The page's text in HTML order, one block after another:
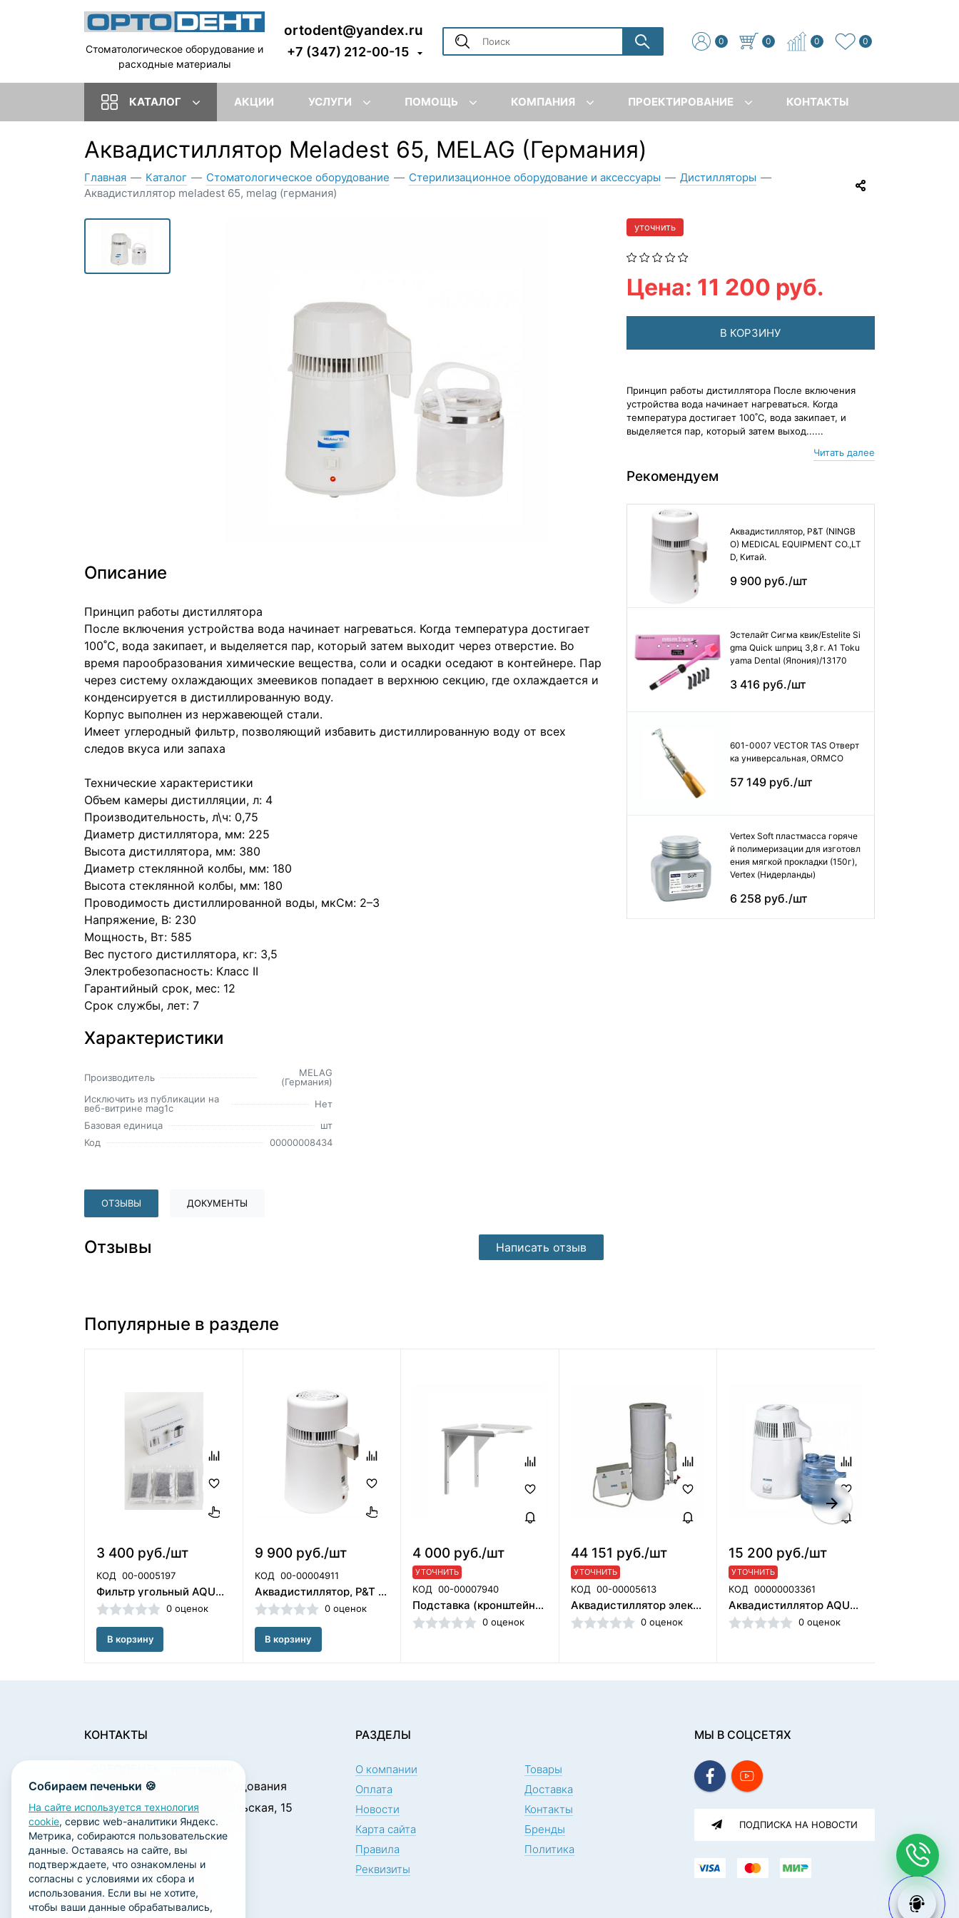
Стоматологическое оборудование и
расходные материалы
ortodent@yandex.ru
+7 (347) 212-00-15
0 0 0 0
КАТАЛОГ АКЦИИ УСЛУГИ ПОМОЩЬ КОМПАНИЯ ПРОЕКТИРОВАНИЕ КОНТАКТЫ
Аквадистиллятор Meladest 65, MELAG (Германия)
Главная — Каталог — Стоматологическое оборудование — Стерилизационное оборудование и аксессуары — Дистилляторы —
Аквадистиллятор meladest 65, melag (германия)
Описание
Принцип работы дистиллятора
После включения устройства вода начинает нагреваться. Когда температура достигает
100˚C, вода закипает, и выделяется пар, который затем выходит через отверстие. Во
время парообразования химические вещества, соли и осадки оседают в контейнере. Пар
через систему охлаждающих змеевиков попадает в верхнюю секцию, где охлаждается и
конденсируется в дистиллированную воду.
Корпус выполнен из нержавеющей стали.
Имеет углеродный фильтр, позволяющий избавить дистиллированную воду от всех
следов вкуса или запаха
Технические характеристики
Объем камеры дистилляции, л: 4
Производительность, л\ч: 0,75
Диаметр дистиллятора, мм: 225
Высота дистиллятора, мм: 380
Диаметр стеклянной колбы, мм: 180
Высота стеклянной колбы, мм: 180
Проводимость дистиллированной воды, мкСм: 2–3
Напряжение, В: 230
Мощность, Вт: 585
Вес пустого дистиллятора, кг: 3,5
Электробезопасность: Класс II
Гарантийный срок, мес: 12
Срок службы, лет: 7
Характеристики
Производитель
MELAG
(Германия)
Исключить из публикации на
веб-витрине mag1c
Нет
Базовая единица
шт
Код
00000008434
ОТЗЫВЫ ДОКУМЕНТЫ
Отзывы Написать отзыв
уточнить
Цена: 11 200 руб.
В КОРЗИНУ
Принцип работы дистиллятора После включения
устройства вода начинает нагреваться. Когда
температура достигает 100˚C, вода закипает, и
выделяется пар, который затем выход......
Читать далее
Рекомендуем
Аквадистиллятор, P&T (NINGB
O) MEDICAL EQUIPMENT CO.,LT
D, Китай.
9 900 руб./шт
Эстелайт Сигма квик/Estelite Si
gma Quick шприц 3,8 г. А1 Toku
yama Dental (Япония)/13170
3 416 руб./шт
601-0007 VECTOR TAS Отверт
ка универсальная, ORMCO
57 149 руб./шт
Vertex Soft пластмасса горяче
й полимеризации для изготовл
ения мягкой прокладки (150г),
Vertex (Нидерланды)
6 258 руб./шт
Популярные в разделе
3 400 руб./шт
КОД 00-0005197
Фильтр угольный AQUADIST,EURONDA (Италия)
0 оценок
В корзину
9 900 руб./шт
КОД 00-00004911
Аквадистиллятор, P&T (NINGBO) MEDICAL EQUIPMENT CO.,LTD, Китай.
0 оценок
В корзину
4 000 руб./шт
УТОЧНИТЬ
КОД 00-00007940
Подставка (кронштейн) для аквадистиллятора ДЭ-25 М, ЭМО (Россия)
0 оценок
44 151 руб./шт
УТОЧНИТЬ
КОД 00-00005613
Аквадистиллятор электрический автоматический АДЭа-10 "СЗМО"(Россия)
0 оценок
15 200 руб./шт
УТОЧНИТЬ
КОД 00000003361
Аквадистиллятор AQUADIST,(4л) EURONDA (Италия)
0 оценок
Собираем печеньки 🍪
На сайте используется технология
cookie, сервис web-аналитики Яндекс.
Метрика, собираются пользовательские
данные. Оставаясь на сайте, вы
подтверждаете, что ознакомлены и
согласны с условиями их сбора и
использования. Если вы не хотите,
чтобы ваши данные обрабатывались,
КОНТАКТЫ
стоматологического оборудования
450001, г. Уфа ул. Комсомольская, 15
Пн. - Чт.: 09:00 - 18:00
Пт.: 09:00 - 17:00
Сб., Вс.: выходной
ortodent@yandex.ru
+7 (347) 212-00-15
РАЗДЕЛЫ
О компании
Товары
Оплата
Доставка
Новости
Контакты
Карта сайта
Бренды
Правила
Политика
Реквизиты
МЫ В СОЦСЕТЯХ
ПОДПИСКА НА НОВОСТИ